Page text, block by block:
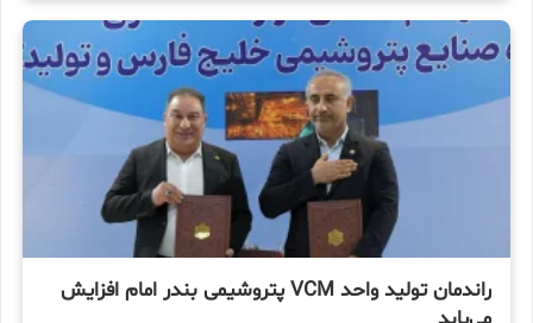
راندمان تولید واحد VCM پتروشیمی بندر امام افزایش